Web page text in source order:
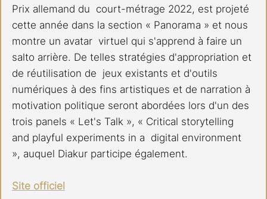
Prix allemand du  court-métrage 2022, est projeté
cette année dans la section « Panorama » et nous
montre un avatar  virtuel qui s'apprend à faire un
salto arrière. De telles stratégies d'appropriation et
de réutilisation de  jeux existants et d'outils
numériques à des fins artistiques et de narration à
motivation politique seront abordées lors d'un des
trois panels « Let's Talk », « Critical storytelling
and playful experiments in a  digital environment
», auquel Diakur participe également.
Site officiel